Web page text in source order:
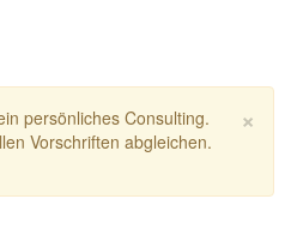
×
persönliches Consulting.
Vorschriften abgleichen.